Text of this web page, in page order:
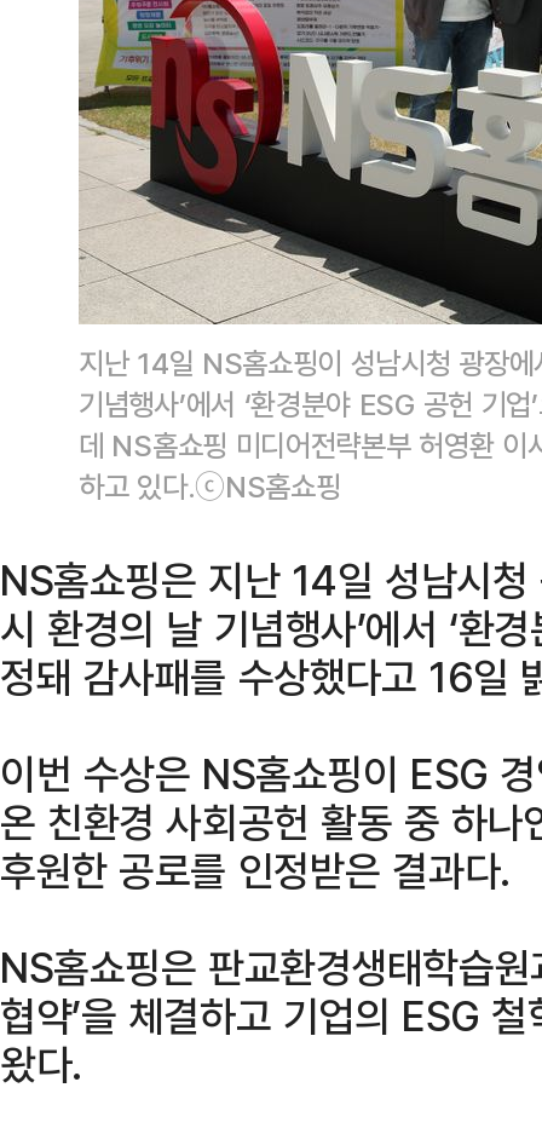
지난 14일 NS홈쇼핑이 성남시청 광장
기념행사’에서 ‘환경분야 ESG 공헌 기
데 NS홈쇼핑 미디어전략본부 허영환
하고 있다.ⓒNS홈쇼핑
NS홈쇼핑은 지난 14일 성남시
시 환경의 날 기념행사’에서 ‘환
정돼 감사패를 수상했다고 16일
이번 수상은 NS홈쇼핑이 ESG
온 친환경 사회공헌 활동 중 하나
후원한 공로를 인정받은 결과다.
NS홈쇼핑은 판교환경생태학습
협약’을 체결하고 기업의 ESG
왔다.